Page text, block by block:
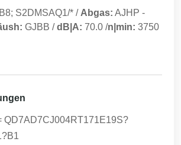
B8; S2DMSAQ1/* / Abgas: AJHP -
GJBB /dB|A: 70.0 /n|min: 3750
QD7AD7CJ004RT171E19S?